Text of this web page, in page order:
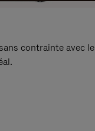
contrainte avec le